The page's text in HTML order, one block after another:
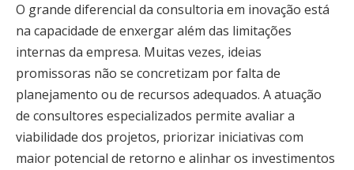
O grande diferencial da consultoria em inovação está
na capacidade de enxergar além das limitações
internas da empresa. Muitas vezes, ideias
promissoras não se concretizam por falta de
planejamento ou de recursos adequados. A atuação
de consultores especializados permite avaliar a
viabilidade dos projetos, priorizar iniciativas com
maior potencial de retorno e alinhar os investimentos